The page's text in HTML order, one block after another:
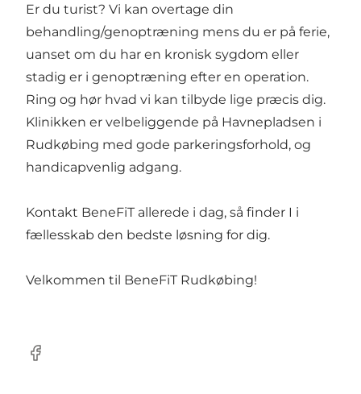
Er du turist? Vi kan overtage din
behandling/genoptræning mens du er på ferie,
uanset om du har en kronisk sygdom eller
stadig er i genoptræning efter en operation.
Ring og hør hvad vi kan tilbyde lige præcis dig.
Klinikken er velbeliggende på Havnepladsen i
Rudkøbing med gode parkeringsforhold, og
handicapvenlig adgang.
Kontakt BeneFiT allerede i dag, så finder I i
fællesskab den bedste løsning for dig.
Velkommen til BeneFiT Rudkøbing!
Facebook